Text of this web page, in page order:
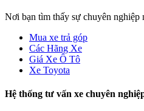
Nơi bạn tìm thấy sự chuyên nghiệp
Mua xe trả góp
Các Hãng Xe
Giá Xe Ô Tô
Xe Toyota
Hệ thống tư vấn xe chuyên